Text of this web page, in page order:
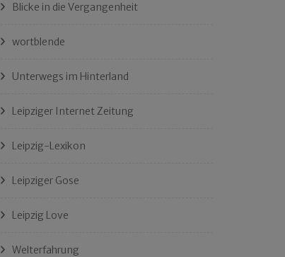
Blicke in die Vergangenheit
wortblende
Unterwegs im Hinterland
Leipziger Internet Zeitung
Leipzig-Lexikon
Leipziger Gose
Leipzig Love
Welterfahrung